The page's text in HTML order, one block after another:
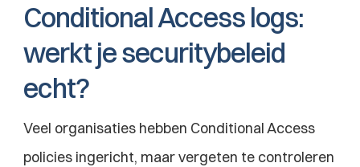
Conditional Access logs:
werkt je securitybeleid
echt?
Veel organisaties hebben Conditional Access
policies ingericht, maar vergeten te controleren